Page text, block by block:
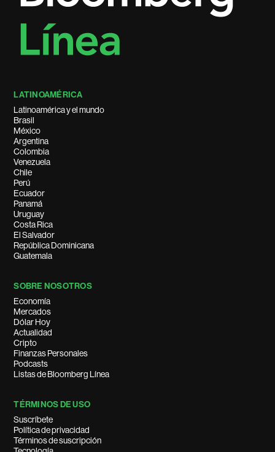
LATINOAMÉRICA
Latinoamérica y el mundo
Brasil
México
Argentina
Colombia
Venezuela
Chile
Perú
Ecuador
Panamá
Uruguay
Costa Rica
El Salvador
República Dominicana
Guatemala
SOBRE NOSOTROS
Economía
Mercados
Dólar Hoy
Actualidad
Cripto
Finanzas Personales
Podcasts
Listas de Bloomberg Línea
TÉRMINOS DE USO
Suscríbete
Política de privacidad
Términos de suscripción